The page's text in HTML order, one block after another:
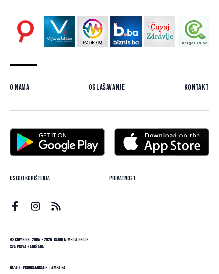
O nama Oglašavanje Kontakt
Uslovi korištenja Privatnost
© Copyright 2005. - 2026. Radio M Media Group.
Sva prava zadržana.
Dizajn i programiranje: Lampa.ba